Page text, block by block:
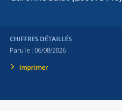
CHIFFRES DÉTAILLÉS
Paru le : 06/08/2026
Imprimer